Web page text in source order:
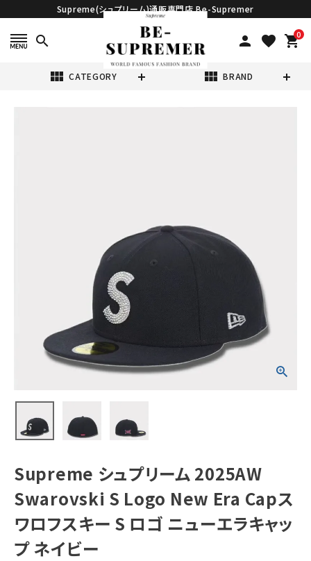
Supreme(シュプリーム)通販専門店 Be-Supremer
search person favorite 0
shopping_cart
view_module CATEGORY view_module BRAND
エラキャップ ネイ
NEW ITEMS
Tシャツ・ロングスリーブ
パーカー・トレーナー
キャップ・ハット
ニット帽・ビーニー
バックパック・リュック
Supreme シュプリーム 2025AW
Swarovski S Logo New Era Capス
ワロフスキー S ロゴ ニューエラキャッ
プ ネイビー